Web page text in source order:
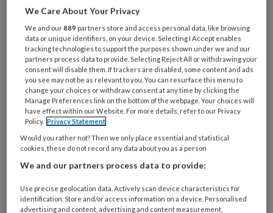
fysiek, verbaal of psychologisch schade toe te
brengen. De macht is hierbij ongelijk verdeeld.
Tijdens de Week Tegen Pesten schenken
scholen door heel Nederland extra aandacht
aan pesten.
Eerst decijfers
En dat die blijvende aandacht voor het
voorkomen en aanpakken van pesten op
scholen belangrijk is, blijkt wel uit de nieuwste
cijfers van de Veiligheidsmonitor 2021-2022
van het ministerie van OCW. Zowel in het
We Care About Your Privacy
We and our889 partners store and access personal data, like browsing
data or unique identifiers, on your device. Selecting I Accept enables
tracking technologies to support the purposes shown under we and our
partners process data to provide. Selecting Reject All or withdrawing your
consent will disable them. If trackers are disabled, some content and ads
you see may not be as relevant to you. You can resurface this menu to
change your choices or withdraw consent at any time by clicking the
Manage Preferences link on the bottom of the webpage. Your choices will
have effect within our Website. For more details, refer to our Privacy
Policy. Privacy Statement
Would you rather not? Then we only place essential and statistical
cookies, these do not record any data about you as a person
We and our partners process data to provide:
Use precise geolocation data. Actively scan device characteristics for
identification. Store and/or access information on a device. Personalised
advertising and content, advertising and content measurement,